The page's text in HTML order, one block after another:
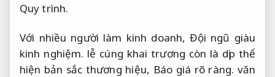
Quy trình.
Với nhiều người làm kinh doanh,Đội ngũ giàu
kinh nghiệm. lễ cúng khai trương còn là dịp thể
hiện bản sắc thương hiệu, Báo giá rõ ràng. văn